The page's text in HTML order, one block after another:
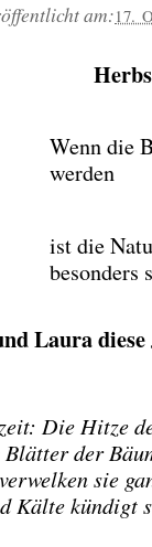
am:17.
Wenn die
werden
ist die
besonders
Laura diese
Die Hitze
der
sie
Kälte kündigt